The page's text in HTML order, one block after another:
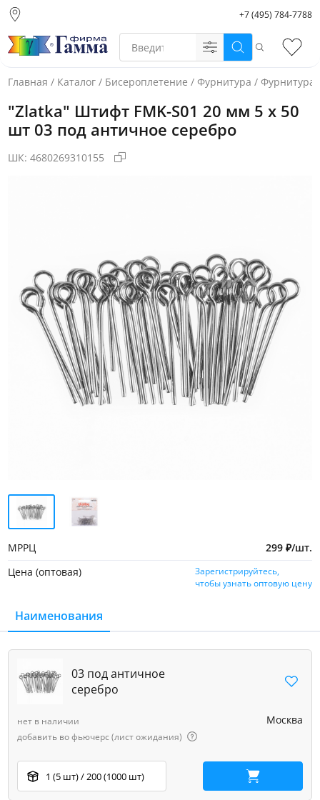
склад)
Санкт-Петербург
Екатеринбург
+7 (495) 784-7788
Поиск
Главная / Каталог / Бисероплетение / Фурнитура / Фурнитура
"Zlatka" Штифт FMK-S01 20 мм 5 х 50
шт 03 под античное серебро
ШК: 4680269310155
МРРЦ 299 ₽/шт.
Цена (оптовая)
Зарегистрируйтесь,
чтобы узнать оптовую цену
Наименования
03 под античное
серебро
Москва
нет в наличии
добавить во фьючерс (лист ожидания)
1 (5 шт) / 200 (1000 шт) В корзину